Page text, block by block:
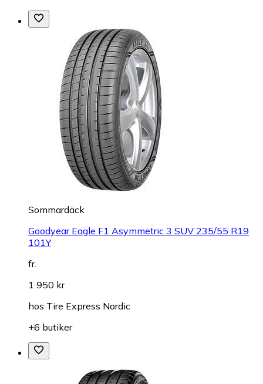
Sommardäck
Goodyear Eagle F1 Asymmetric 3 SUV 235/55 R19
101Y
fr.
1 950 kr
hos Tire Express Nordic
+6 butiker